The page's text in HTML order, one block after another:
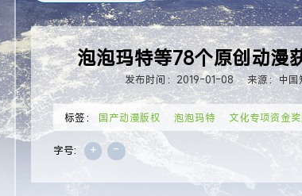
泡泡玛特等78个原创动漫
发布时间：2019-01-08 来源：中国
标签： 国产动漫版权 泡泡玛特 文化专项资金
字号: + -